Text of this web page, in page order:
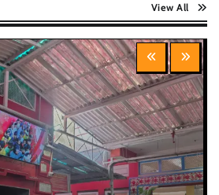
View All